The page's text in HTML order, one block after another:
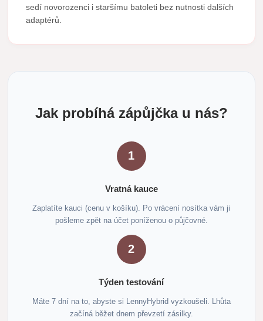
sedí novorozenci i staršímu batoleti bez nutnosti dalších
adaptérů.
Jak probíhá zápůjčka u nás?
1
Vratná kauce
Zaplatíte kauci (cenu v košíku). Po vrácení nosítka vám ji
pošleme zpět na účet poníženou o půjčovné.
2
Týden testování
Máte 7 dní na to, abyste si LennyHybrid vyzkoušeli. Lhůta
začíná běžet dnem převzetí zásilky.